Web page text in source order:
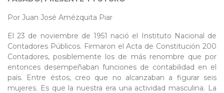
Por Juan José Amézquita Piar
El 23 de noviembre de 1951 nació el Instituto Nacional de
Contadores Públicos. Firmaron el Acta de Constitución 200
Contadores, posiblemente los de más renombre que por
entonces desempeñaban funciones de contabilidad en el
país. Entre éstos, creo que no alcanzaban a figurar seis
mujeres. Es que la nuestra era una actividad masculina. La